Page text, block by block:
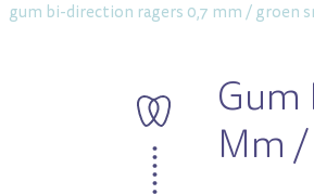
gum bi-direction ragers 0,7 mm / groen
Gum
Mm